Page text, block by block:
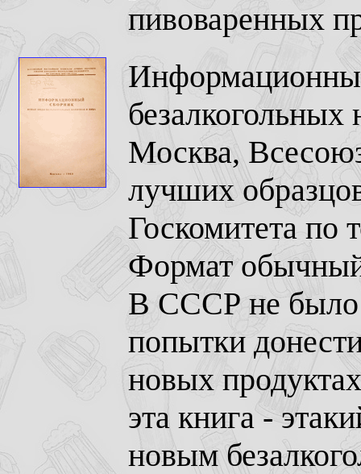
пивоваренных
Москва,
лучших
Госкомитета
Формат
В СССР не было
попытки
новых
эта книга -
новым